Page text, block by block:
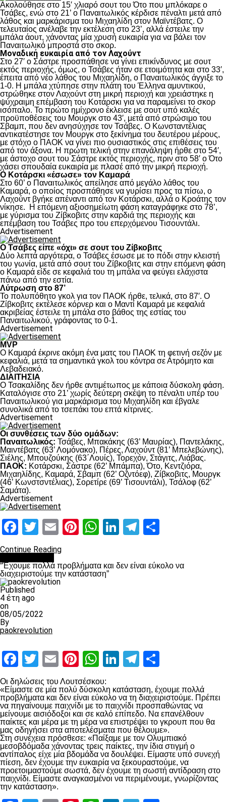
Ακολούθησε στο 15′ χλιαρό σουτ του Ότο που μπλόκαρε ο
Τσάβες, ενώ στο 21’ ο Παναιτωλικός κέρδισε πέναλτι μετά από
λάθος και μαρκάρισμα του Μιχαηλίδη στον Μαϊντέβατς. Ο
τελευταίος ανέλαβε την εκτέλεση στο 23’, αλλά έστειλε την
μπάλα άουτ, χάνοντας μία χρυσή ευκαιρία για να βάλει τον
Παναιτωλικό μπροστά στο σκορ.
Μοναδική ευκαιρία από τον Λαχούντ
Στο 27′ ο Σάστρε προσπάθησε να γίνει επικίνδυνος με σουτ
εκτός περιοχής, όμως, ο Τσάβες ήταν σε ετοιμότητα και στο 33′,
έπειτα από νέο λάθος του Μιχαηλίδη, ο Παναιτωλικός άγγιξε το
1-0. Η μπάλα χτύπησε στην πλάτη του Έλληνα αμυντικού,
στρώθηκε στον Λαχούντ στη μικρή περιοχή και χρειάστηκε η
ψύχραιμη επέμβαση του Κοτάρσκι για να παραμείνει το σκορ
ισόπαλο. Το πρώτο ημίχρονο έκλεισε με σουτ υπό καλές
προϋποθέσεις του Μουργκ στο 43′, μετά από στρώσιμο του
Σβαμπ, που δεν ανησύχησε τον Τσάβες. Ο Κωνσταντέλιας
αντικατέστησε τον Μουργκ στο ξεκίνημα του δευτέρου μέρους,
με στόχο ο ΠΑΟΚ να γίνει πιο ουσιαστικός στις επιθέσεις του
από τον άξονα. Η πρώτη τελική στην επανάληψη ήρθε στο 54′,
με άστοχο σουτ του Σάστρε εκτός περιοχής, πριν στο 58′ ο Ότο
χάσει σπουδαία ευκαιρία με πλασέ από την μικρή περιοχή.
Ο Κοτάρσκι «έσωσε» τον Καμαρά
Στο 60’ ο Παναιτωλικός απείλησε από μεγάλο λάθος του
Καμαρά, ο οποίος προσπάθησε να γυρίσει προς τα πίσω, ο
Λαχούντ βγήκε απέναντι από τον Κοτάρσκι, αλλά ο Κροάτης τον
νίκησε. Η επόμενη αξιοσημείωτη φάση καταγράφηκε στο 78’,
με γύρισμα του Ζίβκοβιτς στην καρδιά της περιοχής και
επέμβαση του Τσάβες προ του επερχόμενου Τισουντάλι.
Advertisement
Ο Τσάβες είπε «όχι» σε σουτ του Ζίβκοβιτς
Δύο λεπτά αργότερα, ο Τσάβες έσωσε με το πόδι στην κλειστή
του γωνία, μετά από σουτ του Ζίβκοβιτς και στην επόμενη φάση
ο Καμαρά είδε σε κεφαλιά του τη μπάλα να φεύγει ελάχιστα
πάνω από την εστία.
Λύτρωση στο 87’
Το πολυπόθητο γκολ για τον ΠΑΟΚ ήρθε, τελικά, στο 87′. Ο
Ζίβκοβιτς εκτέλεσε κόρνερ και ο Μαντί Καμαρά με κεφαλιά
ακριβείας έστειλε τη μπάλα στο βάθος της εστίας του
Παναιτωλικού, γράφοντας το 0-1.
Advertisement
MVP
Ο Καμαρά έκρινε ακόμη ένα ματς του ΠΑΟΚ τη φετινή σεζόν με
κεφαλιά, μετά τα σημαντικά γκολ του κόντρα σε Ατρόμητο και
Λεβαδειακό.
ΔΙΑΙΤΗΣΙΑ
Ο Τσακαλίδης δεν ήρθε αντιμέτωπος με κάποια δύσκολη φάση.
Καταλόγισε στο 21’ χωρίς δεύτερη σκέψη το πέναλτι υπέρ του
Παναιτωλικού για μαρκάρισμα του Μιχαηλίδη και έβγαλε
συνολικά από το τσεπάκι του επτά κίτρινες.
Advertisement
Οι συνθέσεις των δύο ομάδων:
Παναιτωλικός: Τσάβες, Μπακάκης (63’ Μαυρίας), Παντελάκης,
Μαιντέβατς (63’ Λομόνακο), Πέρες, Λαχούντ (81’ Μπελεβώνης),
Σιέλης, Μπουζούκης (63΄Λουίς), Τορεχόν, Στάγιτς, Λιάβας.
ΠΑΟΚ: Κοτάρσκι, Σάστρε (62’ Μπάμπα), Ότο, Κεντζιόρα,
Μιχαηλίδης, Καμαρά, Σβαμπ (62’ Οζντόεφ), Ζίβκοβιτς, Μουργκ
(46’ Κωνστσντέλιας), Σορετίρε (69’ Τισουντάλι), Τσάλοφ (62’
Σαμάτα).
Advertisement
Facebook
Twitter
EmailPinterest
WhatsApp
LinkedIn
Telegram
Continue Reading
“Έχουμε πολλά προβλήματα και δεν είναι εύκολο να
διαχειριστούμε την κατάσταση”
Published
4 έτη ago
on
08/05/2022
By
paokrevolution
Facebook
Twitter
EmailPinterest
WhatsApp
LinkedIn
Telegram
Οι δηλώσεις του Λουτσέσκου:
«Είμαστε σε μία πολύ δύσκολη κατάσταση, έχουμε πολλά
προβλήματα και δεν είναι εύκολο να τη διαχειριστούμε. Πρέπει
να πηγαίνουμε παιχνίδι με το παιχνίδι προσπαθώντας να
μείνουμε αισιόδοξοι και σε καλό επίπεδο. Να επανέλθουν
παίκτες και μέρα με τη μέρα να επιστρέψει το γκρουπ που θα
μας οδηγήσει στα αποτελέσματα που θέλουμε».
Στη συνέχεια πρόσθεσε: «Παίξαμε με τον Ολυμπιακό
μεσοβδόμαδα χάνοντας τρεις παίκτες, την ίδια στιγμή ο
αντίπαλος είχε μία βδομάδα να δουλέψει. Είμαστε υπό συνεχή
πίεση, δεν έχουμε την ευκαιρία να ξεκουραστούμε, να
προετοιμαστούμε σωστά, δεν έχουμε τη σωστή αντίδραση στο
παιχνίδι. Είμαστε αναγκασμένοι να περιμένουμε, γνωρίζοντας
την κατάσταση».